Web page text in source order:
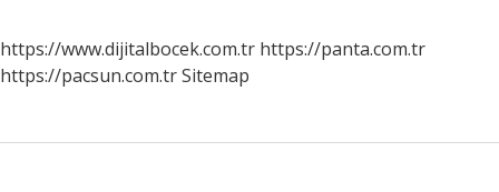
https://www.dijitalbocek.com.tr https://panta.com.tr
https://pacsun.com.trSitemap